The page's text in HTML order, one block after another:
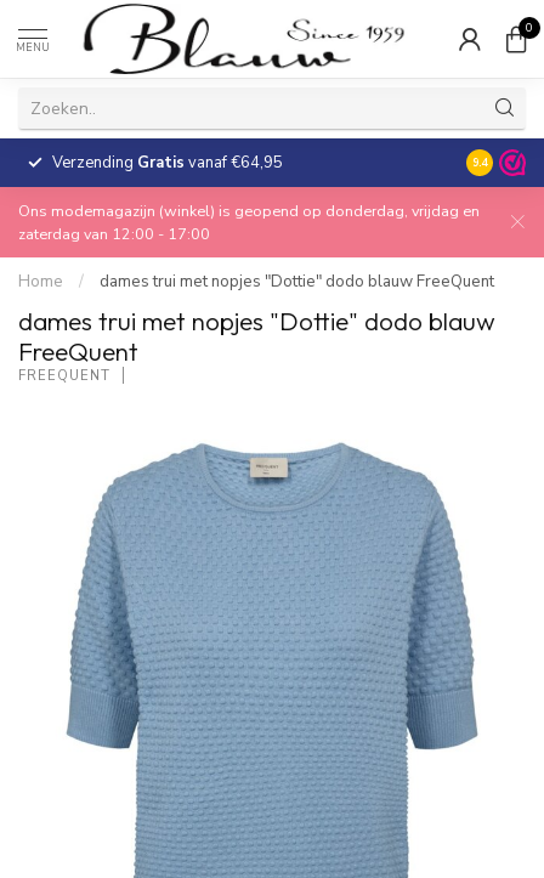
MENU
0
Verzending Gratis vanaf €64,95 30 dagen
9.4
Ons modemagazijn (winkel) is geopend op donderdag, vrijdag en
zaterdag van 12:00 - 17:00
Home / dames trui met nopjes "Dottie" dodo blauw FreeQuent
dames trui met nopjes "Dottie" dodo blauw
FreeQuent
FREEQUENT